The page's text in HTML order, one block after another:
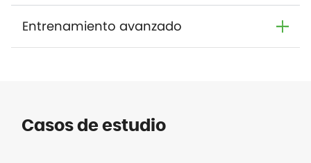
Entrenamiento avanzado
Casos de estudio